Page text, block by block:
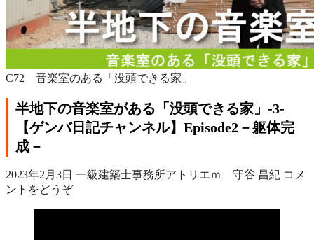
C72 音楽室のある「没頭できる家」
半地下の音楽室がある「没頭できる家」‐3‐
【ゲンバ日記チャンネル】Episode2－躯体完
成－
2023年2月3日 一級建築士事務所アトリエｍ 守谷 昌紀 コメ
ントをどうぞ